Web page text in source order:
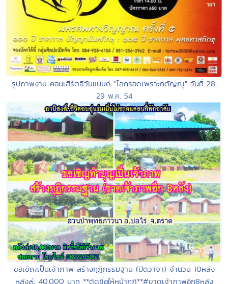
รูปภาพงาน คอนเสิร์ตจีวันแบนด์ "โลกรอดเพราะกตัญญู" วันที่ 28,
29 พ.ค. 54
ขอเชิญเป็นเจ้าภาพ สร้างกุฏิกรรมฐาน (ปิดวาจา) จำนวน 10หลัง
หลังล่ะ 40,000 บาท **ติดชื่อให้หน้ากุฏิ**#ขาดเจ้าภาพอีก8หลัง